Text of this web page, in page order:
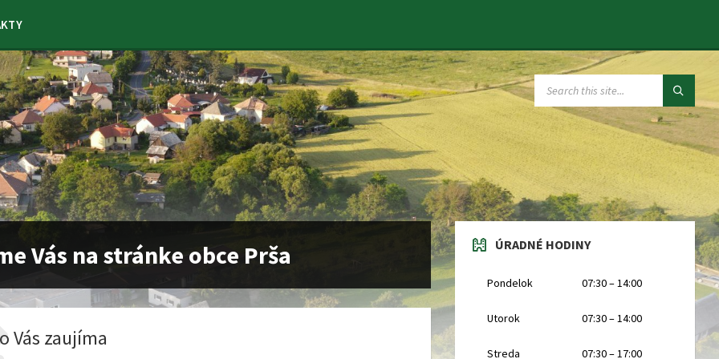
SEARCH:
Vás na stránke obce Prša
Vás zaujíma
ÚRADNÉ HODINY
Pondelok 07:30 – 14:00
Utorok 07:30 – 14:00
Streda 07:30 – 17:00